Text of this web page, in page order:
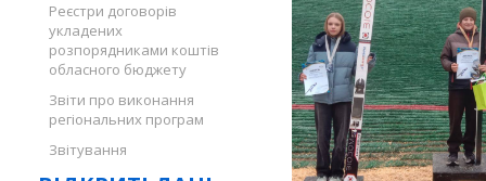
Реєстри договорів
укладених
розпорядниками коштів
обласного бюджету
Звіти про виконання
регіональних програм
Звітування